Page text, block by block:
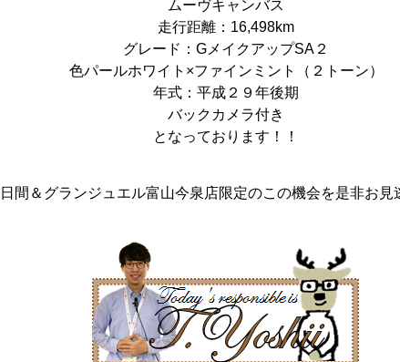
ムーヴキャンバス
走行距離：16,498km
グレード：GメイクアップSA２
色パールホワイト×ファインミント（２トーン）
年式：平成２９年後期
バックカメラ付き
となっております！！
日間＆グランジュエル富山今泉店限定のこの機会を是非お